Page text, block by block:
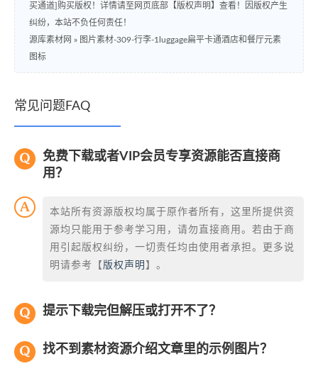
买通道]购买版权！详情请至网页底部【版权声明】查看！因版权产生
纠纷，本站不负任何责任！
源库素材网 » 图片素材-309-行李-1luggage扁平卡通酒店和餐厅元素
图标
常见问题FAQ
免费下载或者VIP会员专享资源能否直接商
用？
本站所有资源版权均属于原作者所有，这里所提供资
源均只能用于参考学习用，请勿直接商用。若由于商
用引起版权纠纷，一切责任均由使用者承担。更多说
明请参考【 版权声明 】。
提示下载完但解压或打开不了？
找不到素材资源介绍文章里的示例图片？